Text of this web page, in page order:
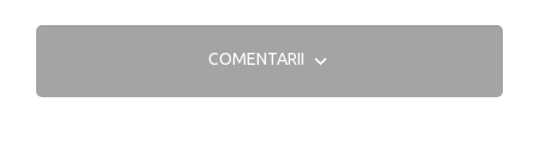
COMENTARII